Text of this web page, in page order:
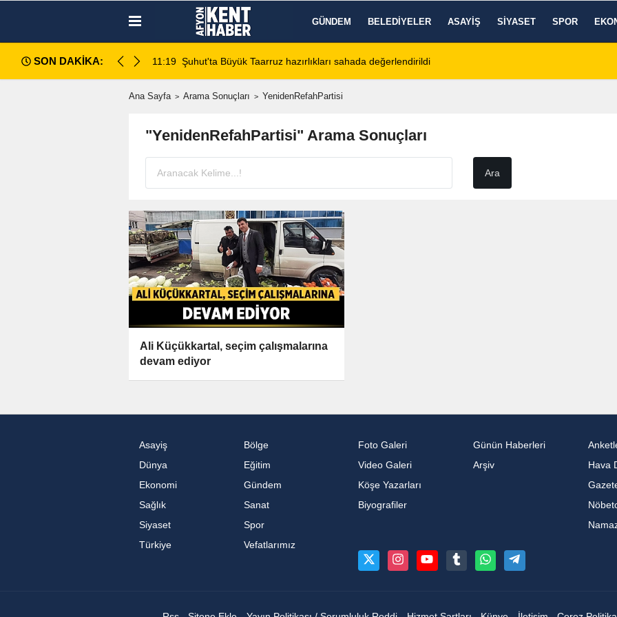
GÜNDEM BELEDIYELER ASAYIŞ SIYASET SPOR
SON DAKİKA:
sahada inceledi 11:19 Şuhut'ta Büyük Taarruz hazırlıkları sahada değerlendirildi Afyon Cenaze
Ana Sayfa Arama Sonuçları YenidenRefahPartisi
"YenidenRefahPartisi" Arama Sonuçları
Ali Küçükkartal, seçim çalışmalarına
devam ediyor
Asayiş
Bölge
Dünya
Eğitim
Ekonomi
Gündem
Sağlık
Sanat
Siyaset
Spor
Türkiye
Vefatlarımız
Foto Galeri
Video Galeri
Köşe Yazarları
Biyografiler
Günün Haberleri
Arşiv
Hava